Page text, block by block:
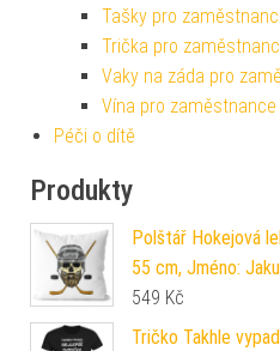
Tašky pro
Trička pro
Vaky na záda pro
Vína pro zaměstnance
Péči o dítě
Produkty
Polštář Hokejová
55 cm, Jméno:
549 Kč
Tričko Takhle